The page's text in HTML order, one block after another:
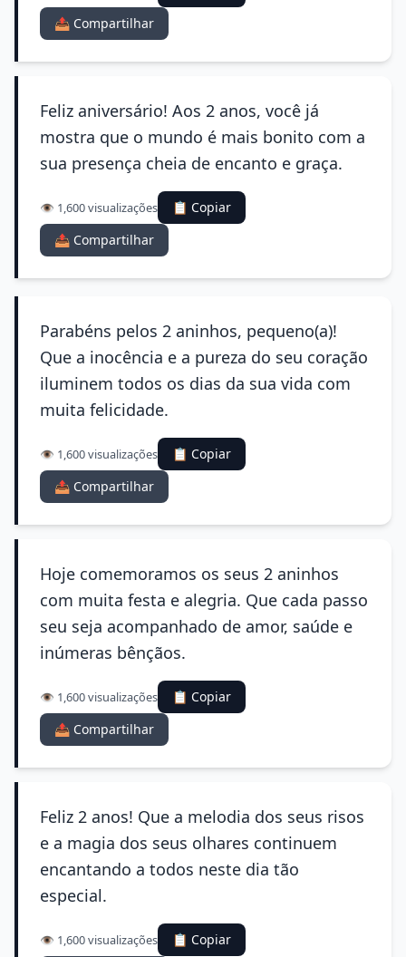
📤 Compartilhar
Feliz aniversário! Aos 2 anos, você já
mostra que o mundo é mais bonito com a
sua presença cheia de encanto e graça.
👁️ 1,600 visualizações
📋 Copiar
📤 Compartilhar
Parabéns pelos 2 aninhos, pequeno(a)!
Que a inocência e a pureza do seu coração
iluminem todos os dias da sua vida com
muita felicidade.
👁️ 1,600 visualizações
📋 Copiar
📤 Compartilhar
Hoje comemoramos os seus 2 aninhos
com muita festa e alegria. Que cada passo
seu seja acompanhado de amor, saúde e
inúmeras bênçãos.
👁️ 1,600 visualizações
📋 Copiar
📤 Compartilhar
Feliz 2 anos! Que a melodia dos seus risos
e a magia dos seus olhares continuem
encantando a todos neste dia tão
especial.
👁️ 1,600 visualizações 📋 Copiar